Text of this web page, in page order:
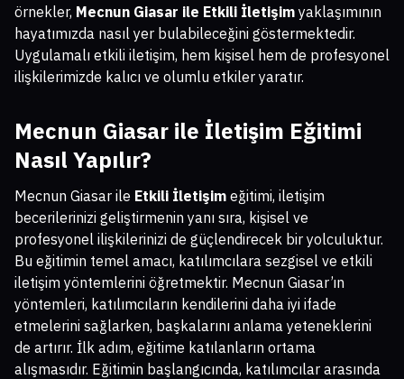
örnekler, Mecnun Giasar ile Etkili İletişim yaklaşımının
hayatımızda nasıl yer bulabileceğini göstermektedir.
Uygulamalı etkili iletişim, hem kişisel hem de profesyonel
ilişkilerimizde kalıcı ve olumlu etkiler yaratır.
Mecnun Giasar ile İletişim Eğitimi
Nasıl Yapılır?
Mecnun Giasar ile Etkili İletişim eğitimi, iletişim
becerilerinizi geliştirmenin yanı sıra, kişisel ve
profesyonel ilişkilerinizi de güçlendirecek bir yolculuktur.
Bu eğitimin temel amacı, katılımcılara sezgisel ve etkili
iletişim yöntemlerini öğretmektir. Mecnun Giasar’ın
yöntemleri, katılımcıların kendilerini daha iyi ifade
etmelerini sağlarken, başkalarını anlama yeteneklerini
de artırır. İlk adım, eğitime katılanların ortama
alışmasıdır. Eğitimin başlangıcında, katılımcılar arasında